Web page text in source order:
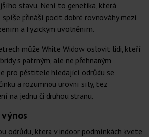
stavu. Není to genetika, která
přináší pocit dobré rovnováhy mezi
a fyzickým uvolněním.
může White Widow oslovit lidi, kteří
s patrným, ale ne přehnaným
pro pěstitele hledající odrůdu se
a rozumnou úrovní síly, bez
na jednu či druhou stranu.
odrůdu, která v indoor podmínkách kvete